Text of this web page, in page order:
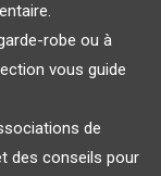
robe ou à
vous guide
de
des conseils pour